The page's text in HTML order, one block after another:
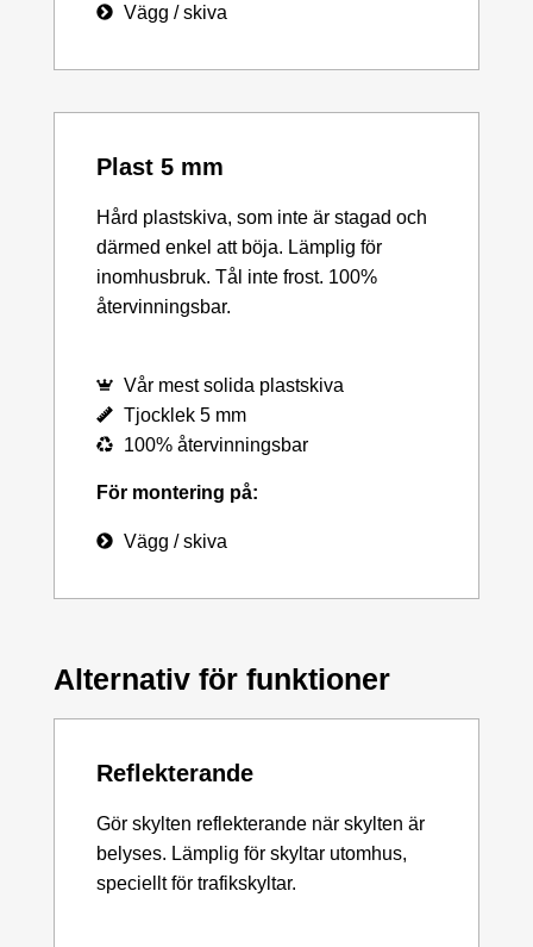
Vägg / skiva
Plast 5 mm
Hård plastskiva, som inte är stagad och
därmed enkel att böja. Lämplig för
inomhusbruk. Tål inte frost. 100%
återvinningsbar.
Vår mest solida plastskiva
Tjocklek 5 mm
100% återvinningsbar
För montering på:
Vägg / skiva
Alternativ för funktioner
Reflekterande
Gör skylten reflekterande när skylten är
belyses. Lämplig för skyltar utomhus,
speciellt för trafikskyltar.